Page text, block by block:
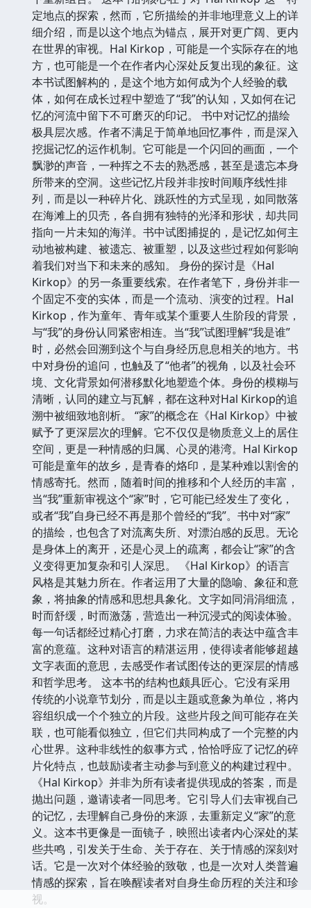
定地点的探索，然而，它所描绘的并非地理意义上的详
细介绍，而是以这个地点为锚点，展开对更广阔、更内
在世界的审视。Hal Kirkop，可能是一个实际存在的地
方，也可能是一个在作者内心深处反复出现的象征。这
本书试图解构的，是这个地方如何成为个人经验的载
体，如何在成长过程中塑造了“我”的认知，又如何在记
忆的河流中留下不可磨灭的印记。 书中对记忆的描绘
极具层次感。作者不满足于简单地回忆事件，而是深入
挖掘记忆的运作机制。它可能是一个闪回的画面，一个
飘渺的声音，一种挥之不去的熟悉感，甚至是遗忘本身
所带来的空洞。这些记忆片段并非按时间顺序线性排
列，而是以一种碎片化、跳跃性的方式呈现，如同散落
在海滩上的贝壳，各自拥有独特的光泽和形状，却共同
指向一片未知的海洋。书中试图捕捉的，是记忆如何主
动地被构建、被遗忘、被重塑，以及这些过程如何影响
着我们对当下和未来的感知。 身份的探讨是《Hal
Kirkop》的另一条重要线索。在作者笔下，身份并非一
个固定不变的实体，而是一个流动、演变的过程。Hal
Kirkop，作为童年、青年或某个重要人生阶段的背景，
与“我”的身份认同紧密相连。当“我”试图理解“我是谁”
时，必然会回溯到这个与自身经历息息相关的地方。书
中对身份的追问，也触及了“他者”的视角，以及社会环
境、文化背景如何潜移默化地塑造个体。身份的模糊与
清晰，认同的建立与瓦解，都在这种对Hal Kirkop的追
溯中被细致地剖析。 “家”的概念在《Hal Kirkop》中被
赋予了更深层次的理解。它不仅仅是物质意义上的居住
空间，更是一种情感的归属、心灵的港湾。Hal Kirkop
可能是童年的故乡，是青春的烙印，是某种难以割舍的
情感寄托。然而，随着时间的推移和个人经历的丰富，
当“我”重新审视这个“家”时，它可能已经发生了变化，
或者“我”自身已经不再是那个曾经的“我”。书中对“家”
的描绘，也包含了对流离失所、对漂泊感的反思。无论
是身体上的离开，还是心灵上的疏离，都会让“家”的含
义变得更加复杂和引人深思。 《Hal Kirkop》的语言
风格是其魅力所在。作者运用了大量的隐喻、象征和意
象，将抽象的情感和思想具象化。文字如同涓涓细流，
时而舒缓，时而激荡，营造出一种沉浸式的阅读体验。
每一句话都经过精心打磨，力求在简洁的表达中蕴含丰
富的意蕴。这种对语言的精湛运用，使得读者能够超越
文字表面的意思，去感受作者试图传达的更深层的情感
和哲学思考。 这本书的结构也颇具匠心。它没有采用
传统的小说章节划分，而是以主题或意象为单位，将内
容组织成一个个独立的片段。这些片段之间可能存在关
联，也可能看似独立，但它们共同构成了一个完整的内
心世界。这种非线性的叙事方式，恰恰呼应了记忆的碎
片化特点，也鼓励读者主动参与到意义的构建过程中。
《Hal Kirkop》并非为所有读者提供现成的答案，而是
抛出问题，邀请读者一同思考。它引导人们去审视自己
的记忆，去理解自己身份的来源，去重新定义“家”的意
义。这本书更像是一面镜子，映照出读者内心深处的某
些共鸣，引发关于生命、关于存在、关于情感的深刻对
话。它是一次对个体经验的致敬，也是一次对人类普遍
情感的探索，旨在唤醒读者对自身生命历程的关注和珍
视。